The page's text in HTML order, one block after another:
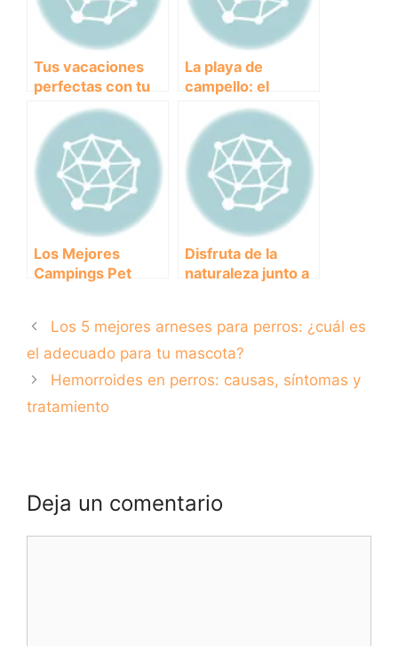
Tus vacaciones
perfectas con tu
mejor amigo de
cuatro patas:
Descubre los
mejores
bungalows que
admiten perros
La playa de
campello: el
paraíso para
perros amantes
del mar
Los Mejores
Campings Pet
con tu Mascota
Disfruta de la
naturaleza junto a
admiten mascotas
Los 5 mejores arneses para perros: ¿cuál es
el adecuado para tu mascota?
Hemorroides en perros: causas, síntomas y
tratamiento
Deja un comentario